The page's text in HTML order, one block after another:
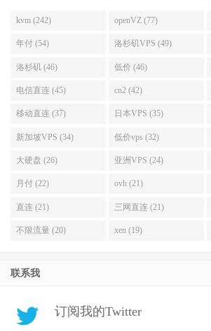
kvm (242) openVZ (77)
年付 (54) 洛杉矶VPS (49)
洛杉矶 (46) 低价 (46)
电信直连 (45) cn2 (42)
移动直连 (37) 日本VPS (35)
新加坡VPS (34) 低价vps (32)
大硬盘 (26) 亚洲VPS (24)
月付 (22) ovh (21)
直连 (21) 三网直连 (21)
不限流量 (20) xen (19)
联系我
订阅我的Twitter